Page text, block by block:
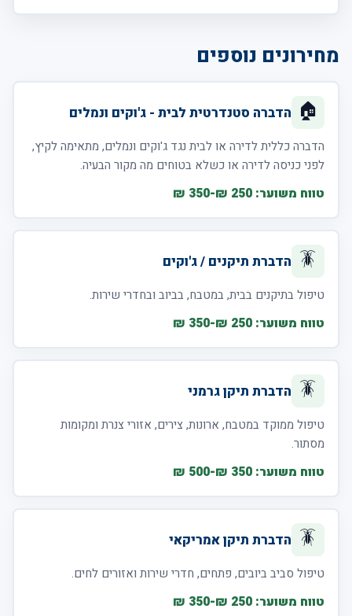
מחירונים נוספים
🏠 הדברה סטנדרטית לבית - ג'וקים ונמלים
הדברה כללית לדירה או לבית נגד ג'וקים ונמלים, מתאימה לקיץ,
לפני כניסה לדירה או כשלא בטוחים מה מקור הבעיה.
טווח משוער: 250 ₪-350 ₪
🪳 הדברת תיקנים / ג'וקים
טיפול בתיקנים בבית, במטבח, בביוב ובחדרי שירות.
טווח משוער: 250 ₪-350 ₪
🪳 הדברת תיקן גרמני
טיפול ממוקד במטבח, ארונות, צירים, אזורי צנרת ומקומות
מסתור.
טווח משוער: 350 ₪-500 ₪
🪳 הדברת תיקן אמריקאי
טיפול סביב ביובים, פתחים, חדרי שירות ואזורים לחים.
טווח משוער: 250 ₪-350 ₪